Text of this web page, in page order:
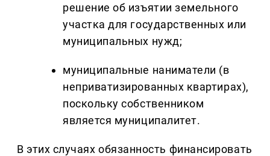
решение об изъятии земельного
участка для государственных или
муниципальных нужд;
муниципальные наниматели (в
неприватизированных квартирах),
поскольку собственником
является муниципалитет.
В этих случаях обязанность финансировать